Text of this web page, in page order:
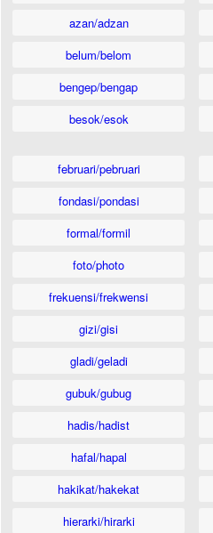
azan/adzan
belum/belom
bengep/bengap
besok/esok
februari/pebruari
fondasi/pondasi
formal/formil
foto/photo
frekuensi/frekwensi
gizi/gisi
gladi/geladi
gubuk/gubug
hadis/hadist
hafal/hapal
hakikat/hakekat
hierarki/hirarki